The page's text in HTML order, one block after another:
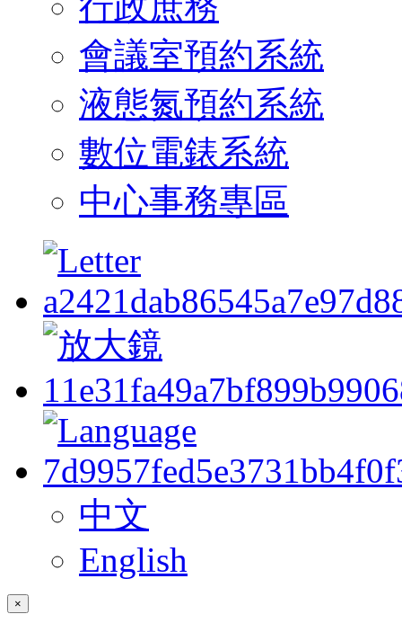
會議室預約系統
液態氮預約系統
數位電錶系統
中心事務專區
中文
English
×